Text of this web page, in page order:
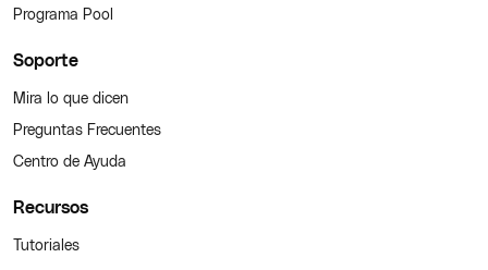
Programa Pool
Soporte
Mira lo que dicen
Preguntas Frecuentes
Centro de Ayuda
Recursos
Tutoriales